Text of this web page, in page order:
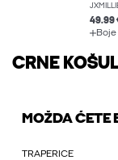
49.99
Boje
CRNE
MOŽDA ĆETE
TRAPERICE